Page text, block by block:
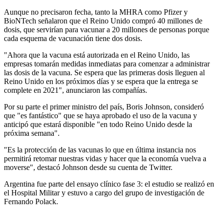
Aunque no precisaron fecha, tanto la MHRA como Pfizer y
BioNTech señalaron que el Reino Unido compró 40 millones de
dosis, que servirían para vacunar a 20 millones de personas porque
cada esquema de vacunación tiene dos dosis.
"Ahora que la vacuna está autorizada en el Reino Unido, las
empresas tomarán medidas inmediatas para comenzar a administrar
las dosis de la vacuna. Se espera que las primeras dosis lleguen al
Reino Unido en los próximos días y se espera que la entrega se
complete en 2021", anunciaron las compañías.
Por su parte el primer ministro del país, Boris Johnson, consideró
que "es fantástico" que se haya aprobado el uso de la vacuna y
anticipó que estará disponible "en todo Reino Unido desde la
próxima semana".
"Es la protección de las vacunas lo que en última instancia nos
permitirá retomar nuestras vidas y hacer que la economía vuelva a
moverse", destacó Johnson desde su cuenta de Twitter.
Argentina fue parte del ensayo clínico fase 3: el estudio se realizó en
el Hospital Militar y estuvo a cargo del grupo de investigación de
Fernando Polack.